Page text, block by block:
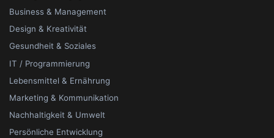
Business & Management
Design & Kreativität
Gesundheit & Soziales
IT / Programmierung
Lebensmittel & Ernährung
Marketing & Kommunikation
Nachhaltigkeit & Umwelt
Persönliche Entwicklung